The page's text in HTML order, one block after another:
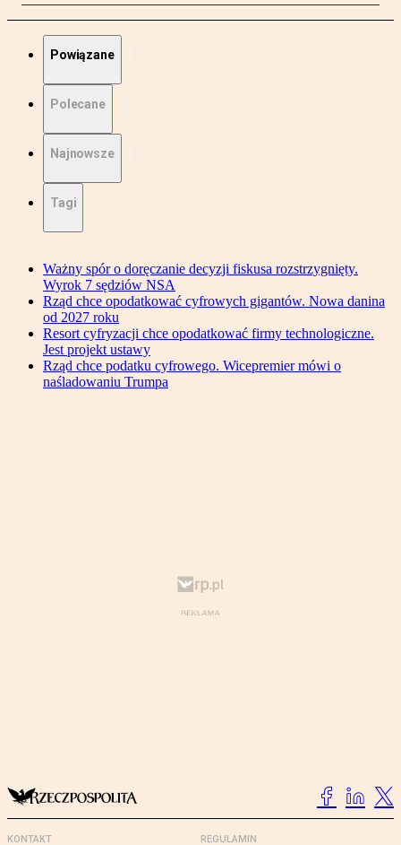
Powiązane
Polecane
Najnowsze
Tagi
Ważny spór o doręczanie decyzji fiskusa rozstrzygnięty.
Wyrok 7 sędziów NSA
Rząd chce opodatkować cyfrowych gigantów. Nowa danina
od 2027 roku
Resort cyfryzacji chce opodatkować firmy technologiczne.
Jest projekt ustawy
Rząd chce podatku cyfrowego. Wicepremier mówi o
naśladowaniu Trumpa
KONTAKT REGULAMIN